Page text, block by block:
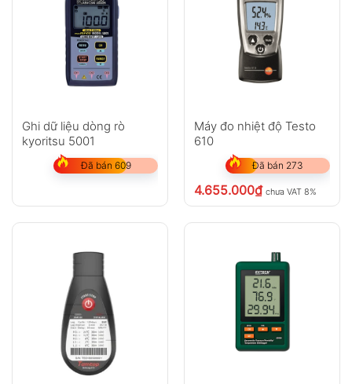
Ghi dữ liệu dòng rò
kyoritsu 5001
Đã bán 609
Máy đo nhiệt độ Testo
610
Đã bán 273
4.655.000₫ chưa VAT 8%